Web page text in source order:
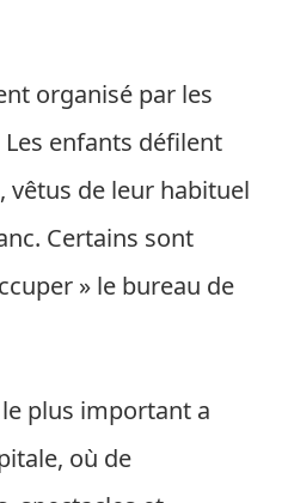
organisé par les
enfants défilent
vêtus de leur habituel
Certains sont
» le bureau de
plus important a
où de